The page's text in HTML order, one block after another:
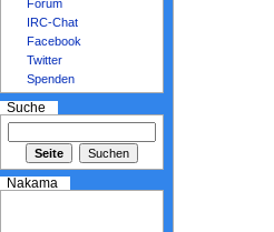
IRC-Chat
Facebook
Twitter
Spenden
Suche